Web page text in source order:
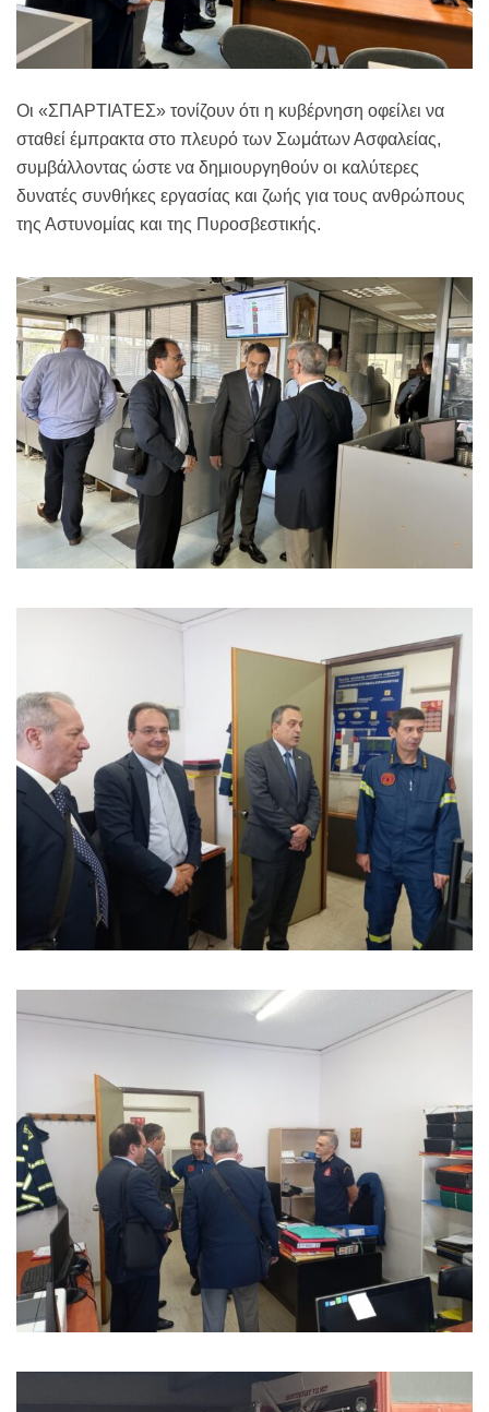
Οι «ΣΠΑΡΤΙΑΤΕΣ» τονίζουν ότι η κυβέρνηση οφείλει να
σταθεί έμπρακτα στο πλευρό των Σωμάτων Ασφαλείας,
συμβάλλοντας ώστε να δημιουργηθούν οι καλύτερες
δυνατές συνθήκες εργασίας και ζωής για τους ανθρώπους
της Αστυνομίας και της Πυροσβεστικής.